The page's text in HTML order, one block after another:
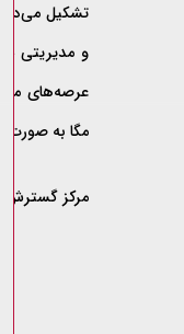
تشکیل
و مدیریتی
عرصه‌های
مگا به صورت
مرکز گسترش